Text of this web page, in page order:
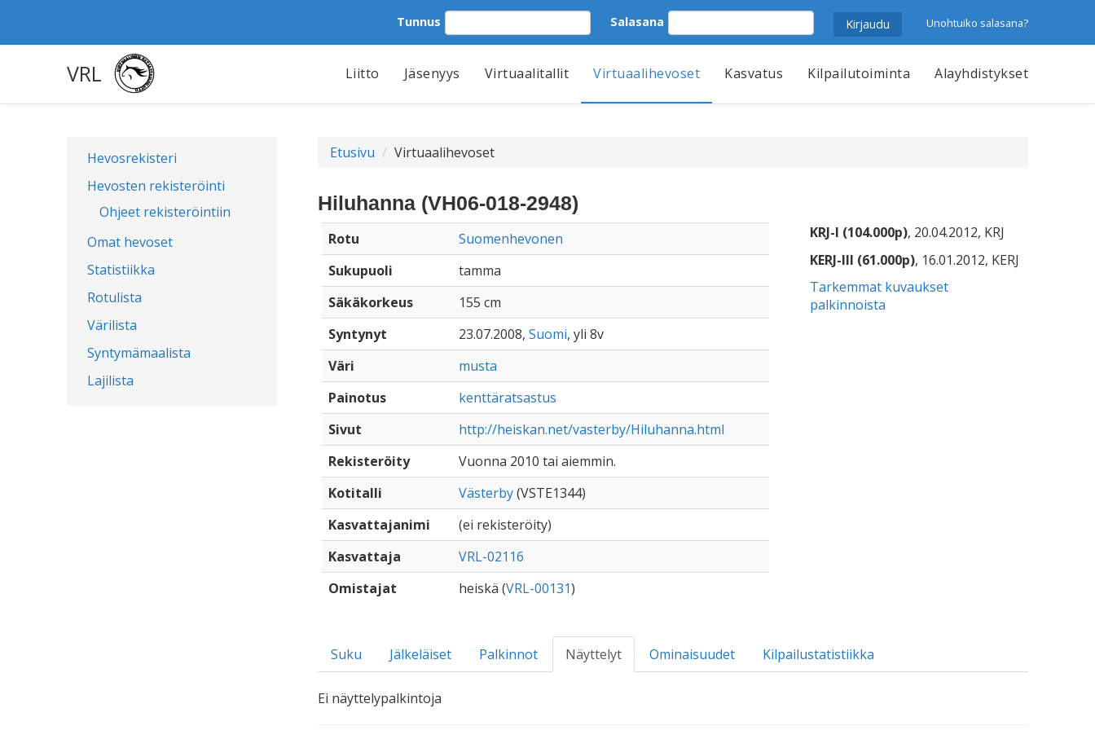
Tunnus Salasana Unohtuiko salasana?
VRL Liitto Jäsenyys Virtuaalitallit Virtuaalihevoset Kasvatus Kilpailutoiminta Alayhdistykset
Hevosrekisteri
Hevosten rekisteröinti
Ohjeet rekisteröintiin
Omat hevoset
Statistiikka
Rotulista
Värilista
Syntymämaalista
Lajilista
Etusivu Virtuaalihevoset
Hiluhanna (VH06-018-2948)
Rotu
Suomenhevonen
Sukupuoli
tamma
Säkäkorkeus
155 cm
Syntynyt
23.07.2008, Suomi, yli 8v
Väri
musta
Painotus
kenttäratsastus
Sivut
http://heiskan.net/vasterby/Hiluhanna.html
Rekisteröity
Vuonna 2010 tai aiemmin.
Kotitalli
Västerby(VSTE1344)
Kasvattajanimi
(ei rekisteröity)
Kasvattaja
VRL-02116
Omistajat
heiskä (VRL-00131)
KRJ-I (104.000p), 20.04.2012, KRJ
KERJ-III (61.000p), 16.01.2012, KERJ
Tarkemmat kuvaukset
palkinnoista
Suku Jälkeläiset Palkinnot Näyttelyt Ominaisuudet Kilpailustatistiikka
Ei näyttelypalkintoja